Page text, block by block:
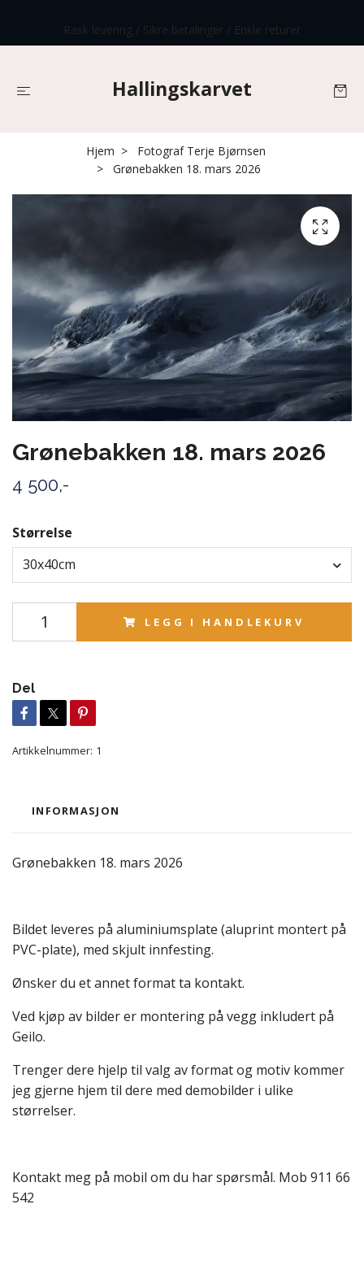
Rask levering / Sikre betalinger / Enkle returer
Hallingskarvet
Hjem
Fotograf Terje Bjørnsen
Grønebakken 18. mars 2026
Grønebakken 18. mars 2026
4 500,-
Størrelse
30x40cm
LEGG I HANDLEKURV
Del
Artikkelnummer: 1
INFORMASJON
Grønebakken 18. mars 2026
Bildet leveres på aluminiumsplate (aluprint montert på
PVC-plate), med skjult innfesting.
Ønsker du et annet format ta kontakt.
Ved kjøp av bilder er montering på vegg inkludert på
Geilo.
Trenger dere hjelp til valg av format og motiv kommer
jeg gjerne hjem til dere med demobilder i ulike
størrelser.
Kontakt meg på mobil om du har spørsmål. Mob 911 66
542